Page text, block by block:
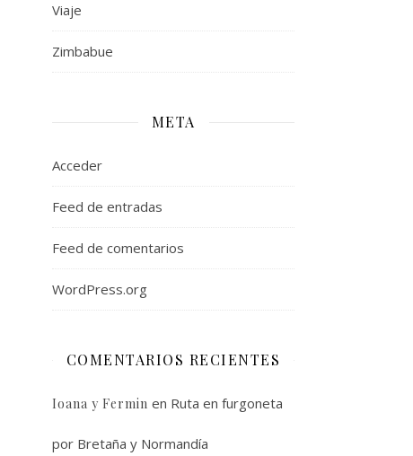
Viaje
Zimbabue
META
Acceder
Feed de entradas
Feed de comentarios
WordPress.org
COMENTARIOS RECIENTES
Ioana y Fermin en Ruta en furgoneta
por Bretaña y Normandía